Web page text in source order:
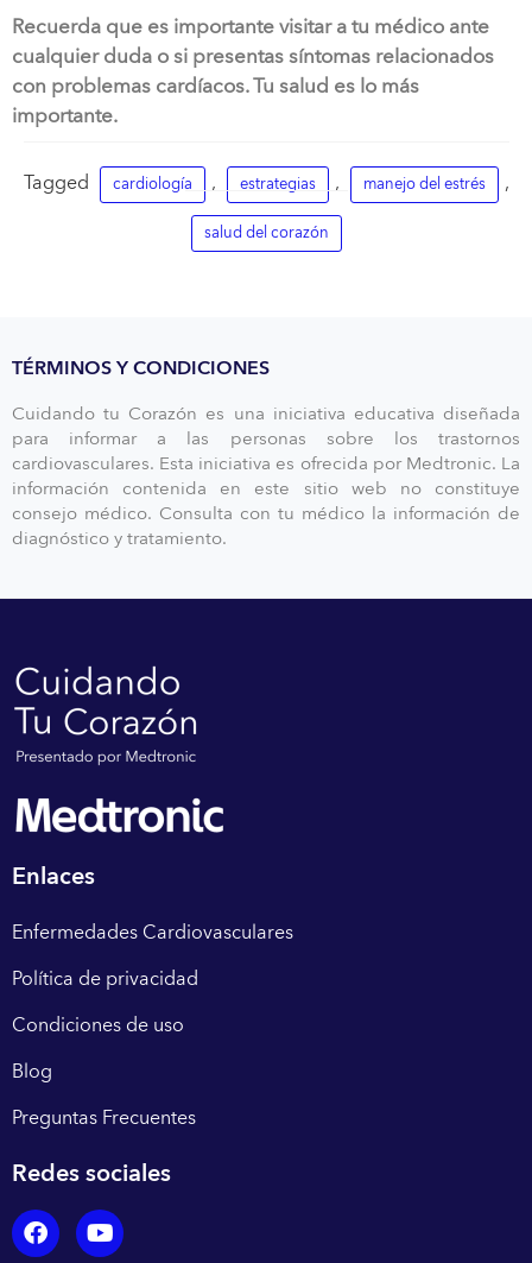
Recuerda que es importante visitar a tu médico ante
cualquier duda o si presentas síntomas relacionados
con problemas cardíacos. Tu salud es lo más
importante.
Tagged cardiología , estrategias , manejo del estrés ,
salud del corazón
TÉRMINOS Y CONDICIONES
Cuidando tu Corazón es una iniciativa educativa diseñada
para informar a las personas sobre los trastornos
cardiovasculares. Esta iniciativa es ofrecida por Medtronic. La
información contenida en este sitio web no constituye
consejo médico. Consulta con tu médico la información de
diagnóstico y tratamiento.
Enlaces
Enfermedades Cardiovasculares
Política de privacidad
Condiciones de uso
Blog
Preguntas Frecuentes
Redes sociales